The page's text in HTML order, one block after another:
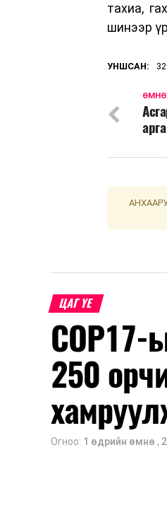
тахиа,
шинээр
УНШСАН:
ЦАГ ҮЕ
COP17-
250
Огноо: 1 өдрийн өмнө ,